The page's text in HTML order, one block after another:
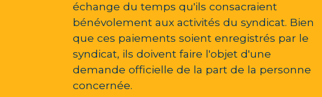
échange du temps qu'ils consacraient
bénévolement aux activités du syndicat. Bien
que ces paiements soient enregistrés par le
syndicat, ils doivent faire l'objet d'une
demande officielle de la part de la personne
concernée.